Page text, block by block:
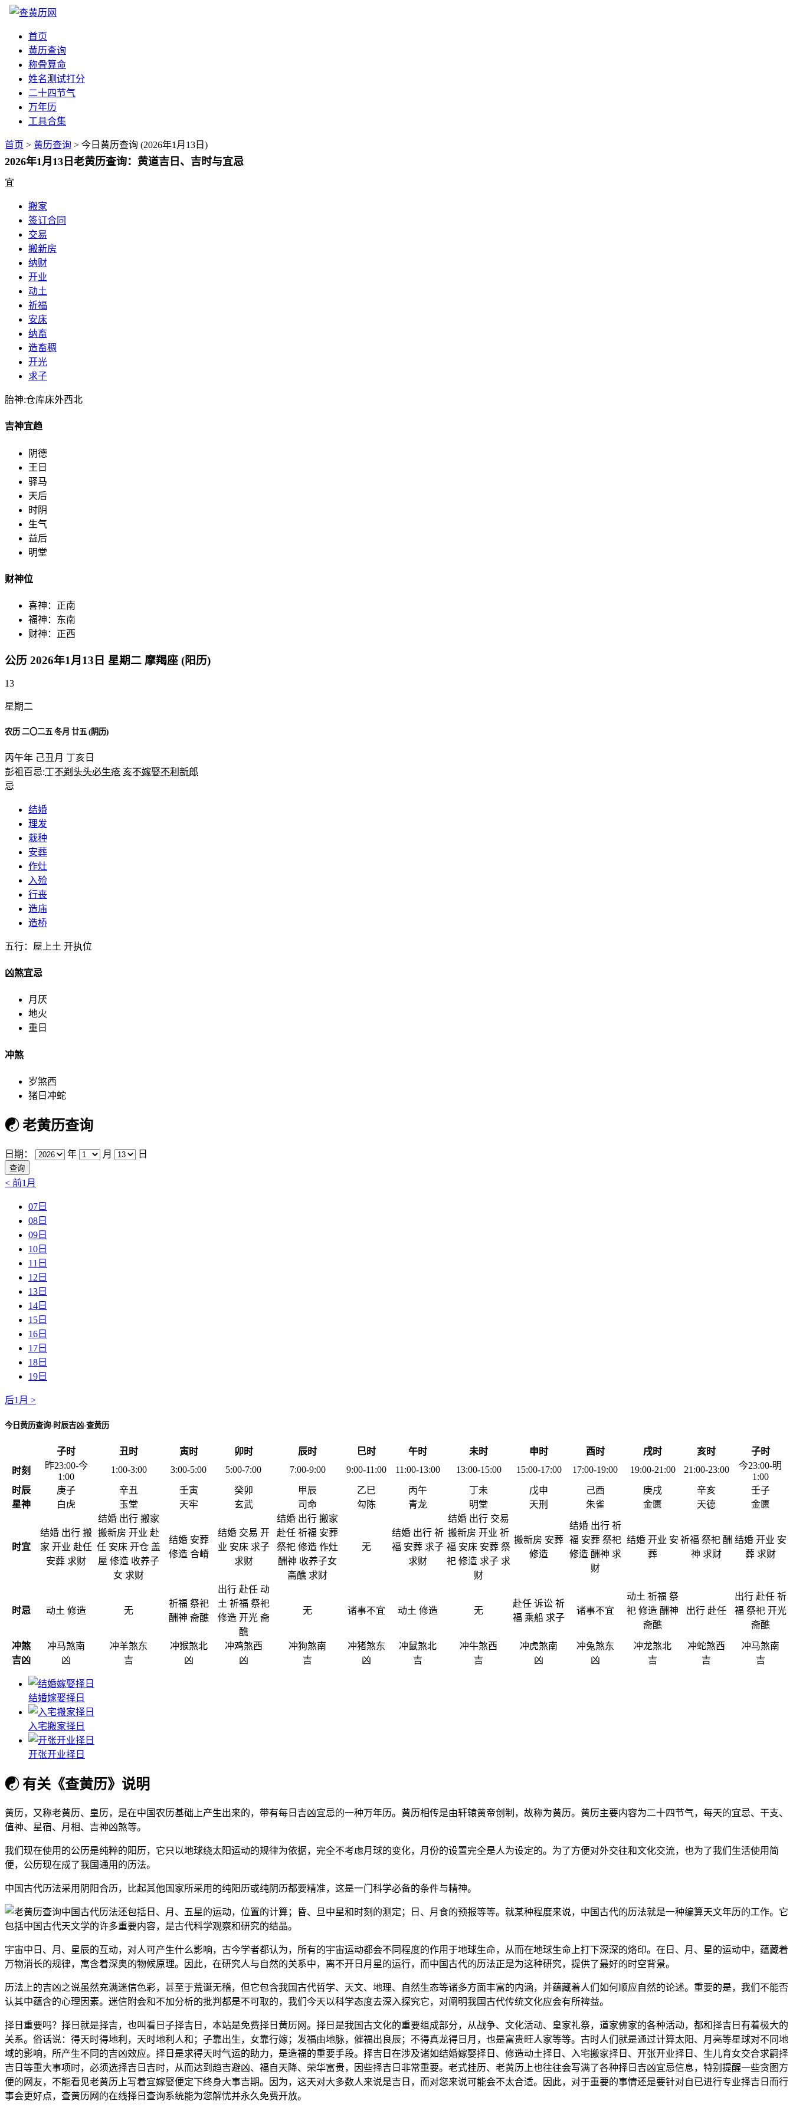
首页
黄历查询
称骨算命
姓名测试打分
二十四节气
万年历
工具合集
首页 > 黄历查询 > 今日黄历查询 (2026年1月13日)
2026年1月13日老黄历查询：黄道吉日、吉时与宜忌
宜
搬家
签订合同
交易
搬新房
纳财
开业
动土
祈福
安床
纳畜
造畜稠
开光
求子
胎神:仓库床外西北
吉神宜趋
阴德
王日
驿马
天后
时阴
生气
益后
明堂
财神位
喜神：正南
福神：东南
财神：正西
公历 2026年1月13日 星期二 摩羯座 (阳历)
13
星期二
农历 二〇二五 冬月 廿五 (阴历)
丙午年 己丑月 丁亥日
彭祖百忌:丁不剃头头必生疮 亥不嫁娶不利新郎
忌
结婚
理发
栽种
安葬
作灶
入殓
行丧
造庙
造桥
五行：屋上土 开执位
凶煞宜忌
月厌
地火
重日
冲煞
岁煞西
猪日冲蛇
☯老黄历查询
日期： 年 月 日
< 前1月
07日
08日
09日
10日
11日
12日
13日
14日
15日
16日
17日
18日
19日
后1月 >
今日黄历查询-时辰吉凶-查黄历
子时 丑时 寅时 卯时 辰时 巳时 午时 未时 申时 酉时 戌时 亥时
子时
时刻
昨23:00-今
1:00
1:00-3:00 3:00-5:00 5:00-7:00 7:00-9:00 9:00-11:00 11:00-13:00 13:00-15:00 15:00-17:00 17:00-19:00 19:00-21:00 21:00-23:00
今23:00-明
1:00
时辰
庚子 辛丑 壬寅 癸卯 甲辰 乙巳 丙午 丁未 戊申 己酉 庚戌 辛亥
壬子
星神
白虎 玉堂 天牢 玄武 司命 勾陈 青龙 明堂 天刑 朱雀 金匮 天德 金匮
时宜
结婚 出行 搬
家 开业 赴任
安葬 求财
结婚 出行 搬家
搬新房 开业 赴
任 安床 开仓 盖
屋 修造 收养子
女 求财
结婚 安葬
修造 合嵴
结婚 交易 开
业 安床 求子
求财
结婚 出行 搬家
赴任 祈福 安葬
祭祀 修造 作灶
酬神 收养子女
斋醮 求财
无
结婚 出行 祈
福 安葬 求子
求财
结婚 出行 交易
搬新房 开业 祈
福 安床 安葬 祭
祀 修造 求子 求
财
搬新房 安葬
修造
结婚 出行 祈
福 安葬 祭祀
修造 酬神 求
财
结婚 开业 安
葬
祈福 祭祀 酬
神 求财
结婚 开业 安
葬 求财
时忌 动土 修造 无
祈福 祭祀
酬神 斋醮
出行 赴任 动
土 祈福 祭祀
修造 开光 斋
醮
无 诸事不宜 动土 修造 无
赴任 诉讼 祈
福 乘船 求子
诸事不宜
动土 祈福 祭
祀 修造 酬神
斋醮
出行 赴任
出行 赴任 祈
福 祭祀 开光
斋醮
冲煞 冲马煞南 冲羊煞东 冲猴煞北 冲鸡煞西 冲狗煞南 冲猪煞东 冲鼠煞北 冲牛煞西 冲虎煞南 冲兔煞东 冲龙煞北 冲蛇煞西
冲马煞南
吉凶
凶 吉 凶 凶 吉 凶 吉 吉 凶 凶 吉 吉 吉
结婚嫁娶择日
入宅搬家择日
开张开业择日
☯有关《查黄历》说明
黄历，又称老黄历、皇历，是在中国农历基础上产生出来的，带有每日吉凶宜忌的一种万年历。黄历相传是由轩辕黄帝创制，故称为黄历。黄历主要内容为二十四节气，每天的宜忌、干支、
值神、星宿、月相、吉神凶煞等。
我们现在使用的公历是纯粹的阳历，它只以地球绕太阳运动的规律为依据，完全不考虑月球的变化，月份的设置完全是人为设定的。为了方便对外交往和文化交流，也为了我们生活使用简
便，公历现在成了我国通用的历法。
中国古代历法采用阴阳合历，比起其他国家所采用的纯阳历或纯阴历都要精准，这是一门科学必备的条件与精神。
中国古代历法还包括日、月、五星的运动，位置的计算；昏、旦中星和时刻的测定；日、月食的预报等等。就某种程度来说，中国古代的历法就是一种编算天文年历的工作。它
包括中国古代天文学的许多重要内容，是古代科学观察和研究的结晶。
宇宙中日、月、星辰的互动，对人可产生什么影响，古今学者都认为，所有的宇宙运动都会不同程度的作用于地球生命，从而在地球生命上打下深深的烙印。在日、月、星的运动中，蕴藏着
万物消长的规律，寓含着深奥的物候原理。因此，在研究人与自然的关系中，离不开日月星的运行，而中国古代的历法正是为这种研究，提供了最好的时空背景。
历法上的吉凶之说虽然充满迷信色彩，甚至于荒诞无稽，但它包含我国古代哲学、天文、地理、自然生态等诸多方面丰富的内涵，并蕴藏着人们如何顺应自然的论述。重要的是，我们不能否
认其中蕴含的心理因素。迷信附会和不加分析的批判都是不可取的，我们今天以科学态度去深入探究它，对阐明我国古代传统文化应会有所裨益。
择日重要吗？择日就是择吉，也叫看日子择吉日，本站是免费择日黄历网。择日是我国古文化的重要组成部分，从战争、文化活动、皇家礼祭，道家佛家的各种活动，都和择吉日有着极大的
关系。俗话说：得天时得地利，天时地利人和；子靠出生，女靠行嫁；发福由地脉，催福出良辰；不得真龙得日月，也是富贵旺人家等等。古时人们就是通过计算太阳、月亮等星球对不同地
域的影响，所产生不同的吉凶效应。择日是求得天时气运的助力，是造福的重要手段。择吉日在涉及诸如结婚嫁娶择日、修造动土择日、入宅搬家择日、开张开业择日、生儿育女交合求嗣择
吉日等重大事项时，必须选择吉日吉时，从而达到趋吉避凶、福自天降、荣华富贵，因些择吉日非常重要。老式挂历、老黄历上也往往会写满了各种择日吉凶宜忌信息，特别提醒一些贪图方
便的网友，不能看见老黄历上写着宜嫁娶便定下终身大事吉期。因为，这天对大多数人来说是吉日，而对您来说可能会不太合适。因此，对于重要的事情还是要针对自已进行专业择吉日而行
事会更好点，查黄历网的在线择日查询系统能为您解忧并永久免费开放。